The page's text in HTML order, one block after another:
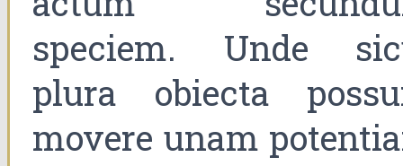
speciem. Unde
plura obiecta
movere unam